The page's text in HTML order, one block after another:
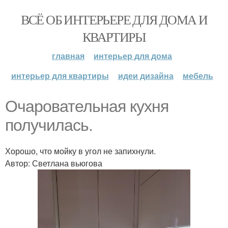
ВСЁ ОБ ИНТЕРЬЕРЕ ДЛЯ ДОМА И
КВАРТИРЫ
главная
интерьер для дома
интерьер для квартиры
идеи дизайна мебель
Очаровательная кухня
получилась.
Хорошо, что мойку в угол не запихнули.
Автор: Светлана вьюгова